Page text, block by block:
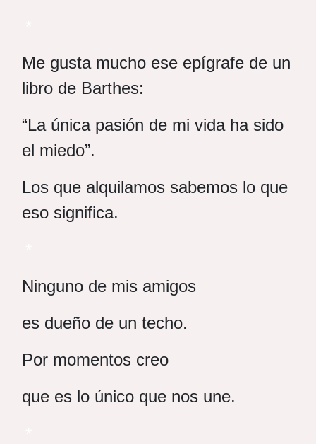
Me gusta mucho ese epígrafe de un
libro de Barthes:
“La única pasión de mi vida ha sido
el miedo”.
Los que alquilamos sabemos lo que
eso significa.
Ninguno de mis amigos
es dueño de un techo.
Por momentos creo
que es lo único que nos une.